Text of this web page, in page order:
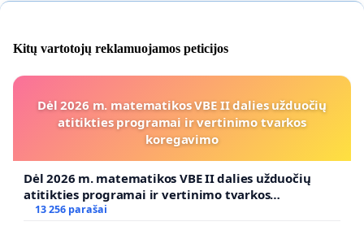
Kitų vartotojų reklamuojamos peticijos
Dėl 2026 m. matematikos VBE II dalies užduočių
atitikties programai ir vertinimo tvarkos
koregavimo
Dėl 2026 m. matematikos VBE II dalies užduočių
atitikties programai ir vertinimo tvarkos
koregavimo
13 256 parašai